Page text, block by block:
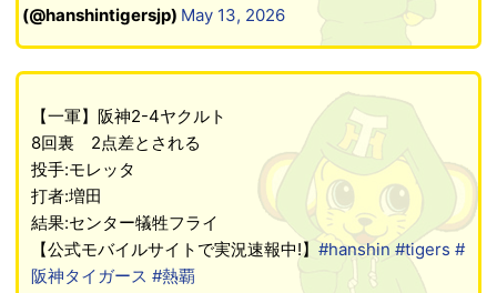
(@hanshintigersjp) May 13, 2026
【一軍】阪神2-4ヤクルト
8回裏 2点差とされる
投手:モレッタ
打者:増田
結果:センター犠牲フライ
【公式モバイルサイトで実況速報中!】 #hanshin #tigers #
阪神タイガース #熱覇